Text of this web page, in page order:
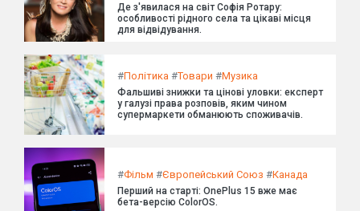
Де з'явилася на світ Софія Ротару:
особливості рідного села та цікаві місця
для відвідування.
#Політика #Товари #Музика
Фальшиві знижки та цінові уловки: експерт
у галузі права розповів, яким чином
супермаркети обманюють споживачів.
#Фільм #Європейський Союз #Канада
Перший на старті: OnePlus 15 вже має
бета-версію ColorOS.